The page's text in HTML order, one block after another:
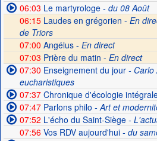
06:03 Le martyrologe- du 08 Août
06:15Laudes en grégorien - En
de Triors
07:00 Angélus - En direct
07:03 Prière du matin - En direct
07:30 Enseignement du jour- Carlo
eucharistiques
07:37Chronique d'écologie
07:47Parlons philo - Art et
07:52 L'écho du Saint-Siège-
07:56Vos RDV aujourd'hui- du